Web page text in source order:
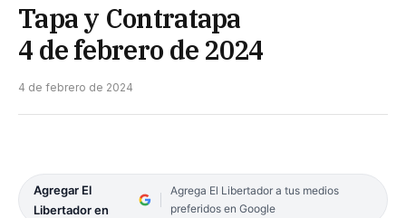
Tapa y Contratapa
4 de febrero de 2024
4 de febrero de 2024
Agregar El
Libertador en
Agrega El Libertador a tus medios
preferidos en Google